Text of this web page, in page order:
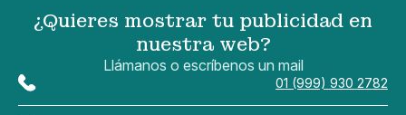
¿Quieres mostrar tu publicidad en
nuestra web?
Llámanos o escríbenos un mail
01 (999) 930 2782